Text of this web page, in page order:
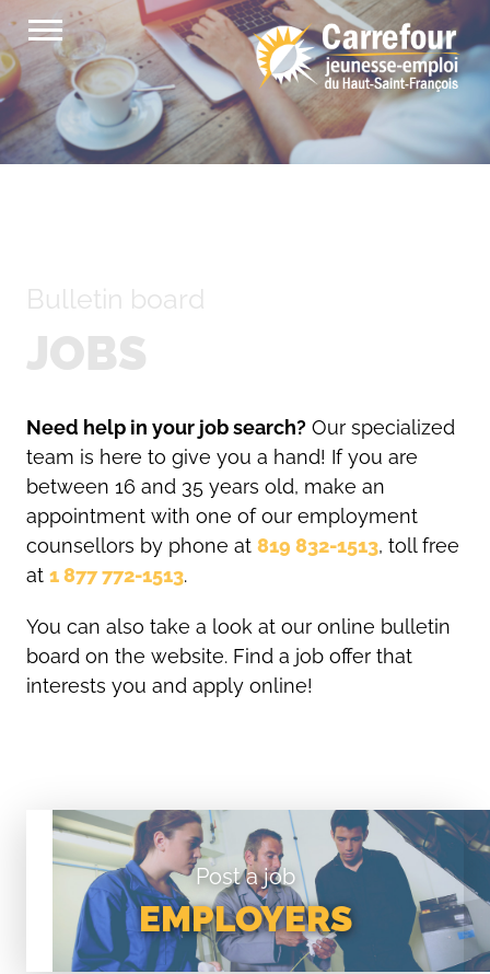
Skip
to
content
Bulletin board
JOBS
Need help in your job search?Our specialized
team is here to give you a hand! If you are
between 16 and 35 years old, make an
appointment with one of our employment
counsellors by phone at 819 832-1513, toll free
at 1 877 772-1513.
You can also take a look at our online bulletin
board on the website. Find a job offer that
interests you and apply online!
Post a job
EMPLOYERS